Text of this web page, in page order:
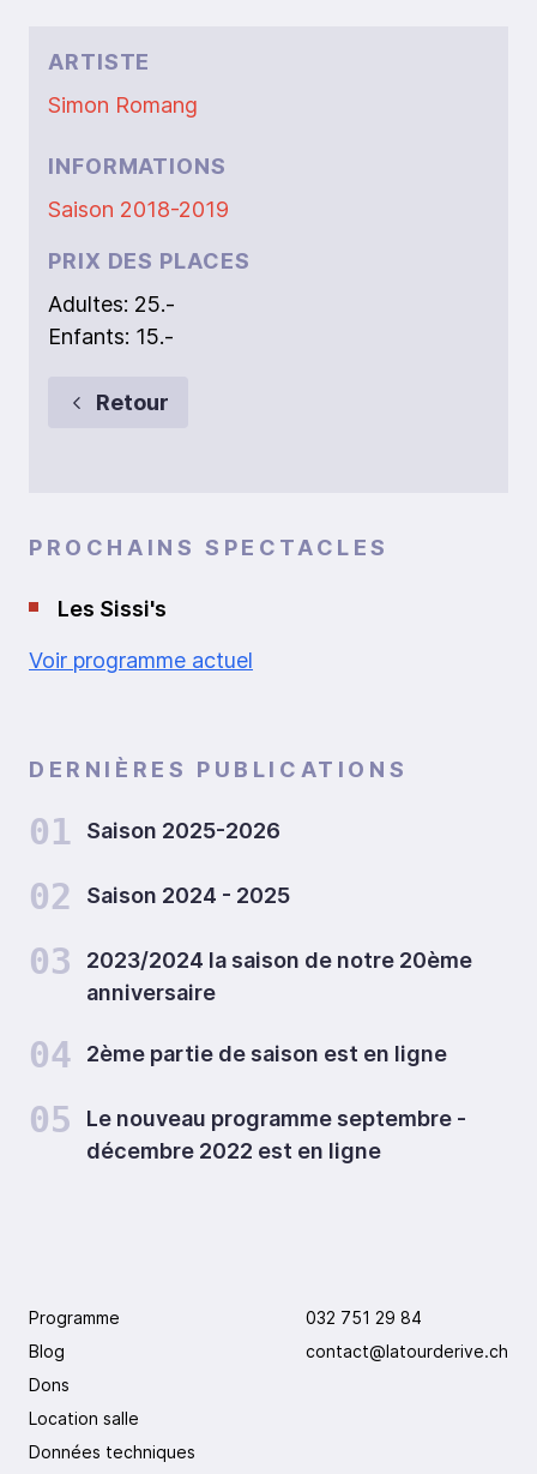
ARTISTE
Simon Romang
INFORMATIONS
Saison 2018-2019
PRIX DES PLACES
Adultes: 25.-
Enfants: 15.-
Retour
PROCHAINS SPECTACLES
Les Sissi's
Voir programme actuel
DERNIÈRES PUBLICATIONS
01 Saison 2025-2026
02 Saison 2024 - 2025
03
2023/2024 la saison de notre 20ème
anniversaire
04 2ème partie de saison est en ligne
05
Le nouveau programme septembre -
décembre 2022 est en ligne
Programme
Blog
Dons
Location salle
Données techniques
032 751 29 84
contact@latourderive.ch